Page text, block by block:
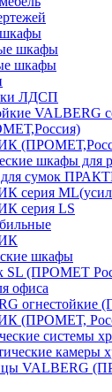
шкафы
шкафы
шкафы
ЛДСП
VALBERG
шкафы для
сумок
серия
серия LS
шкафы
SL (ПРОМЕТ
офиса
огнестойкие
(ПРОМЕТ,
системы
камеры
VALBERG